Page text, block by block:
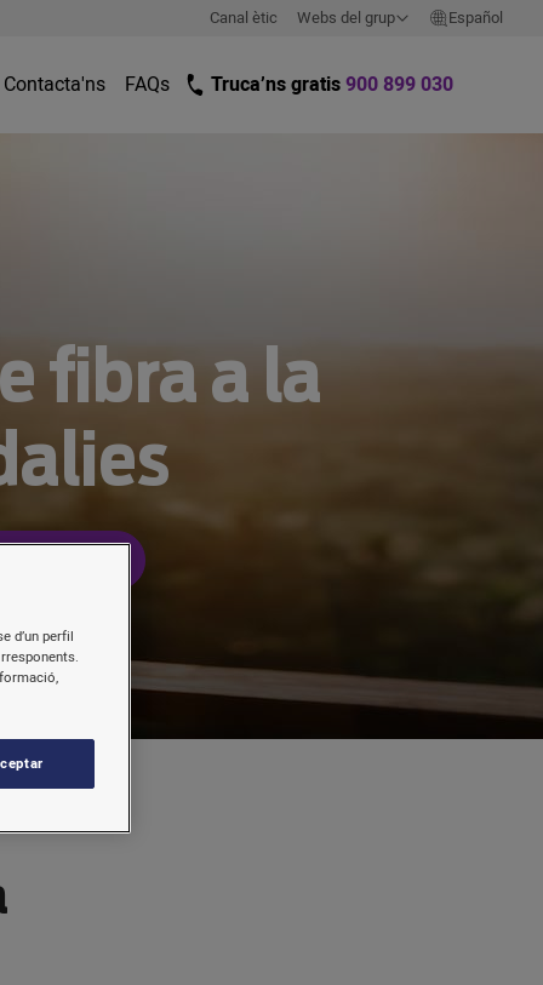
Canal ètic Webs del grup Español
Contacta'ns FAQs Truca’ns gratis900 899 030
fibra a la
d’un perfil